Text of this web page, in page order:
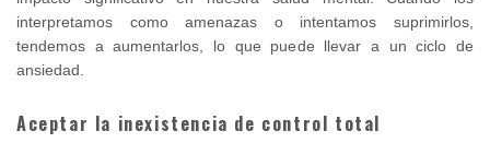
interpretamos como amenazas o intentamos suprimirlos,
tendemos a aumentarlos, lo que puede llevar a un ciclo de
ansiedad.
Aceptar la inexistencia de control total